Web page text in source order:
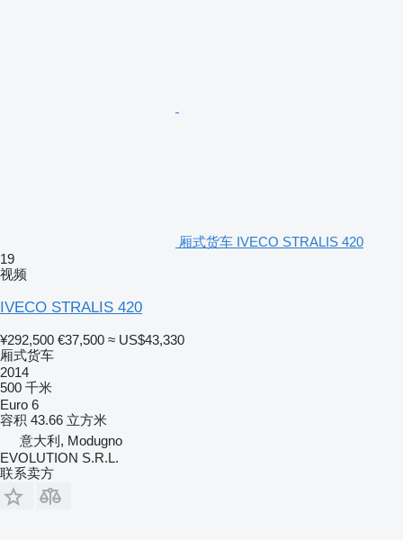
厢式货车 IVECO STRALIS 420
19
视频
IVECO STRALIS 420
¥292,500 €37,500 ≈ US$43,330
厢式货车
2014
500 千米
Euro 6
容积 43.66 立方米
意大利, Modugno
EVOLUTION S.R.L.
联系卖方